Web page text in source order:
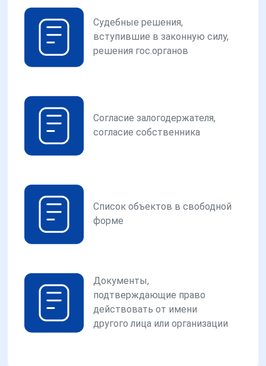
Судебные решения,
вступившие в законную силу,
решения гос.органов
Согласие залогодержателя,
согласие собственника
Список объектов в свободной
форме
Документы,
подтверждающие право
действовать от имени
другого лица или организации